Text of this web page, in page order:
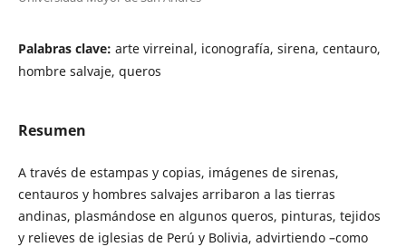
Palabras clave: arte virreinal, iconografía, sirena, centauro,
hombre salvaje, queros
Resumen
A través de estampas y copias, imágenes de sirenas,
centauros y hombres salvajes arribaron a las tierras
andinas, plasmándose en algunos queros, pinturas, tejidos
y relieves de iglesias de Perú y Bolivia, advirtiendo –como